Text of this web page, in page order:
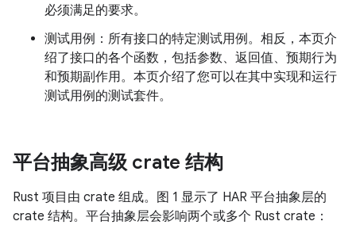
必须满足的要求。
测试用例：所有接口的特定测试用例。相反，本页介
绍了接口的各个函数，包括参数、返回值、预期行为
和预期副作用。本页介绍了您可以在其中实现和运行
测试用例的测试套件。
平台抽象高级 crate 结构
Rust 项目由 crate 组成。图 1 显示了 HAR 平台抽象层的
crate 结构。平台抽象层会影响两个或多个 Rust crate：